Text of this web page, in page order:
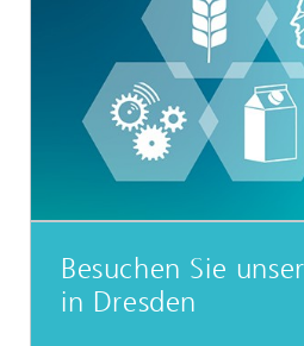
Besuchen Sie
in Dresden